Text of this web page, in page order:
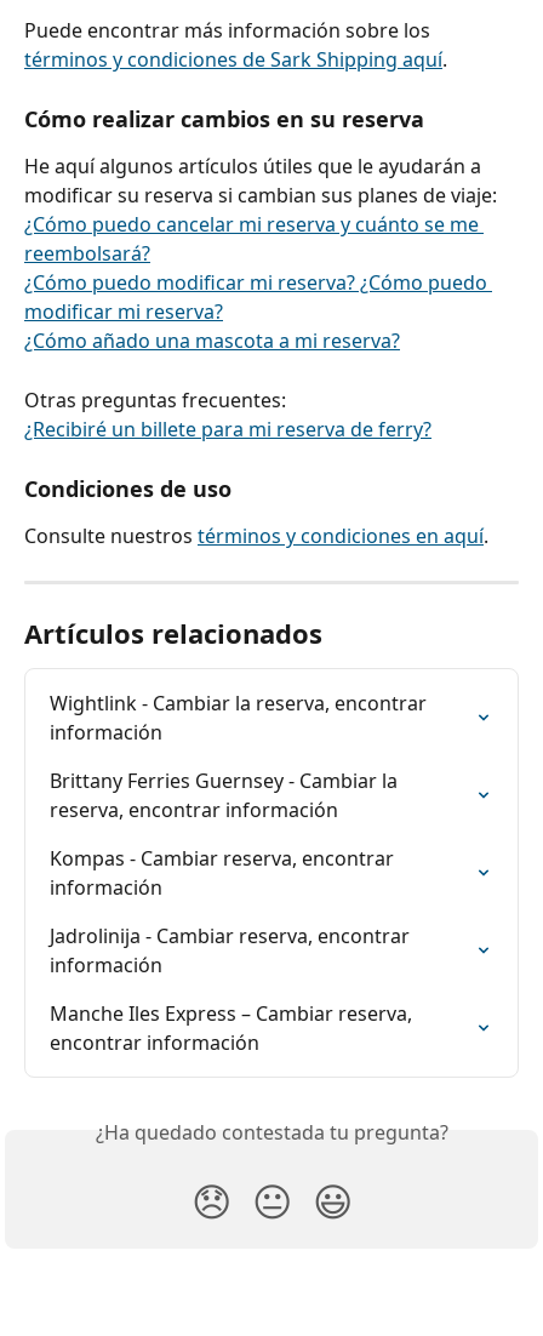
Puede encontrar más información sobre los
términos y condiciones de Sark Shipping aquí.
Cómo realizar cambios en su reserva
He aquí algunos artículos útiles que le ayudarán a
modificar su reserva si cambian sus planes de viaje:
¿Cómo puedo cancelar mi reserva y cuánto se me
reembolsará?
¿Cómo puedo modificar mi reserva? ¿Cómo puedo
modificar mi reserva?
¿Cómo añado una mascota a mi reserva?
Otras preguntas frecuentes:
¿Recibiré un billete para mi reserva de ferry?
Condiciones de uso
Consulte nuestros términos y condiciones en aquí.
Artículos relacionados
Wightlink - Cambiar la reserva, encontrar
información
Brittany Ferries Guernsey - Cambiar la
reserva, encontrar información
Kompas - Cambiar reserva, encontrar
información
Jadrolinija - Cambiar reserva, encontrar
información
Manche Iles Express – Cambiar reserva,
encontrar información
¿Ha quedado contestada tu pregunta?
😞 😐 😃